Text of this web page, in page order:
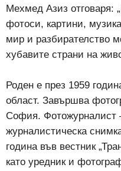
Мехмед Азиз отговаря:
фотоси, картини,
мир и разбирателство
хубавите страни на
Роден е през 1959
област. Завършва
София. Фотожурналист
журналистическа
година във вестник
като уредник и